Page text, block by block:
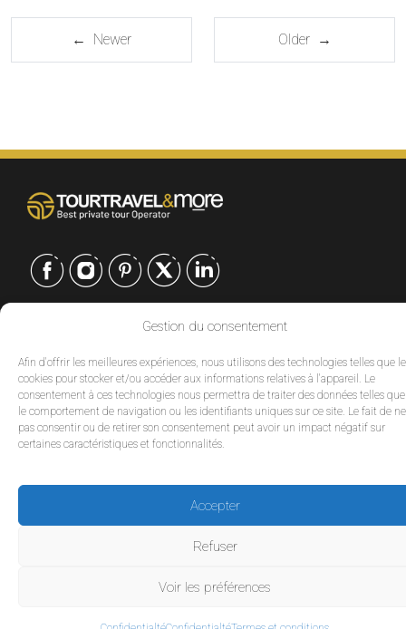
Gestion du consentement
Afin d'offrir les meilleures expériences, nous utilisons des technologies telles que
cookies pour stocker et/ou accéder aux informations relatives à l'appareil. Le
consentement à ces technologies nous permettra de traiter des données telles que
le comportement de navigation ou les identifiants uniques sur ce site. Le fait de ne
pas consentir ou de retirer son consentement peut avoir un impact négatif sur
certaines caractéristiques et fonctionnalités.
Accepter
Refuser
Voir les préférences
← Newer Older →
EUROPE |
USA |
EUROPE
USA